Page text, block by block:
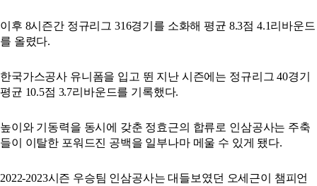
이후 8시즌간 정규리그 316경기를 소화해 평균 8.3점 4.1리바운드
를 올렸다.
한국가스공사 유니폼을 입고 뛴 지난 시즌에는 정규리그 40경기
평균 10.5점 3.7리바운드를 기록했다.
높이와 기동력을 동시에 갖춘 정효근의 합류로 인삼공사는 주축
들이 이탈한 포워드진 공백을 일부나마 메울 수 있게 됐다.
2022-2023시즌 우승팀 인삼공사는 대들보였던 오세근이 챔피언